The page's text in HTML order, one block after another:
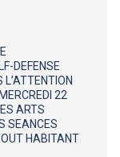
DEFENSE
22
ARTS
SEANCES
HABITANT